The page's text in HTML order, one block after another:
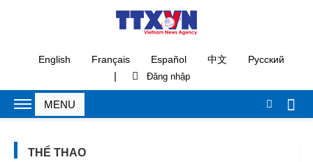
English Français Español 中文 Русский
|
THỂ THAO